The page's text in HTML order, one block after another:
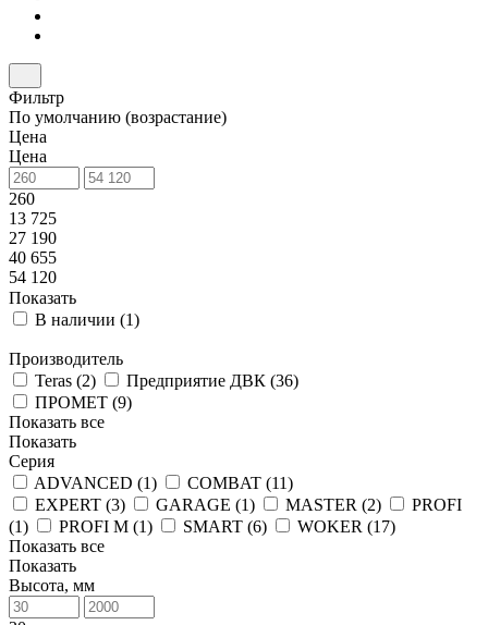
Фильтр
По умолчанию (возрастание)
Цена
Цена
260
13 725
27 190
40 655
54 120
Показать
В наличии (1)
Производитель
Teras (2) Предприятие ДВК (36)
ПРОМЕТ (9)
Показать все
Показать
Серия
ADVANCED (1) COMBAT (11)
EXPERT (3) GARAGE (1) MASTER (2)
PROFI
(1) PROFI M (1) SMART (6) WOKER (17)
Показать все
Показать
Высота, мм